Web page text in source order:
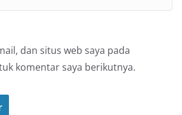
dan situs web saya pada
komentar saya berikutnya.